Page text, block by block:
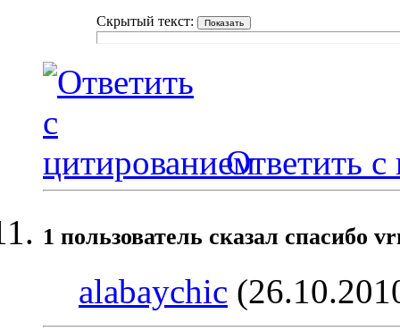
Скрытый текст:
Ответить с
1 пользователь сказал cпасибо
alabaychic